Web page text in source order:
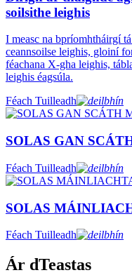
soilsithe leighis
I measc na bpríomhtháirgí
ceannsoilse leighis, gloiní
féachana X-gha leighis,
leighis éagsúla.
Féach Tuilleadh
SOLAS GAN
Féach Tuilleadh
SOLAS
Féach Tuilleadh
Ár dTeastas